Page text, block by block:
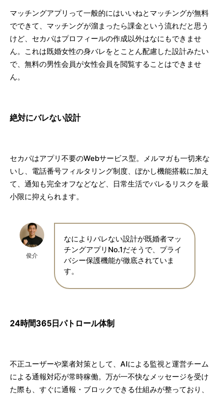
マッチングアプリって一般的にはいいねとマッチングが無料
でできて、マッチングが溜まったら課金という流れだと思う
けど、セカパはプロフィールの作成以外はなにもできませ
ん。これは既婚女性の身バレをとことん配慮した設計みたい
で、無料の男性会員が女性会員を閲覧することはできませ
ん。
絶対にバレない設計
セカパはアプリ不要のWebサービス型。メルマガも一切来な
いし、電話番号フィルタリング制度、ぼかし機能搭載に加え
て、通知も完全オフなどなど、日常生活でバレるリスクを最
小限に抑えられます。
俊介
なによりバレない設計が既婚者マッ
チングアプリNo.1だそうで、プライ
バシー保護機能が徹底されていま
す。
24時間365日パトロール体制
不正ユーザーや業者対策として、AIによる監視と運営チーム
による通報対応が常時稼働。万が一不快なメッセージを受け
た際も、すぐに通報・ブロックできる仕組みが整っており、